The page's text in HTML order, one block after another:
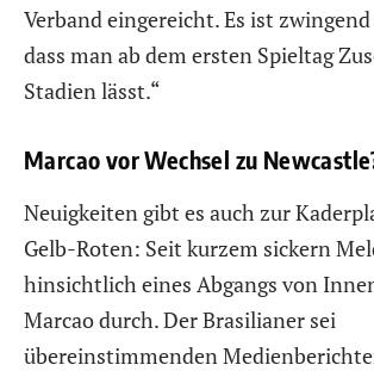
Verband eingereicht. Es ist
dass man ab dem ersten Spieltag
Stadien lässt.“
Marcao vor Wechsel zu
Neuigkeiten gibt es auch zur
Gelb-Roten: Seit kurzem sickern
hinsichtlich eines Abgangs von
Marcao durch. Der Brasilianer sei
übereinstimmenden